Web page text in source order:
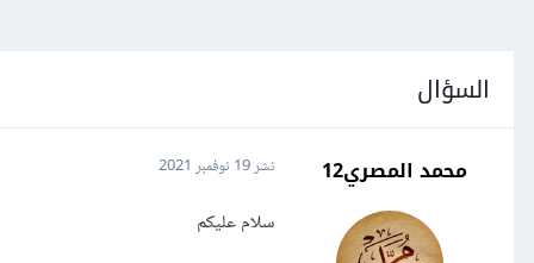
السؤال
محمد المصري12 نشر19 نوفمبر 2021
سلام عليكم